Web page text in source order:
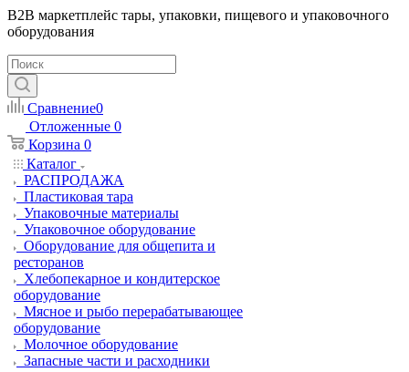
B2B маркетплейс тары, упаковки, пищевого и упаковочного
оборудования
Сравнение0
Отложенные 0
Корзина 0
Каталог
РАСПРОДАЖА
Пластиковая тара
Упаковочные материалы
Упаковочное оборудование
Оборудование для общепита и
ресторанов
Хлебопекарное и кондитерское
оборудование
Мясное и рыбо перерабатывающее
оборудование
Молочное оборудование
Запасные части и расходники